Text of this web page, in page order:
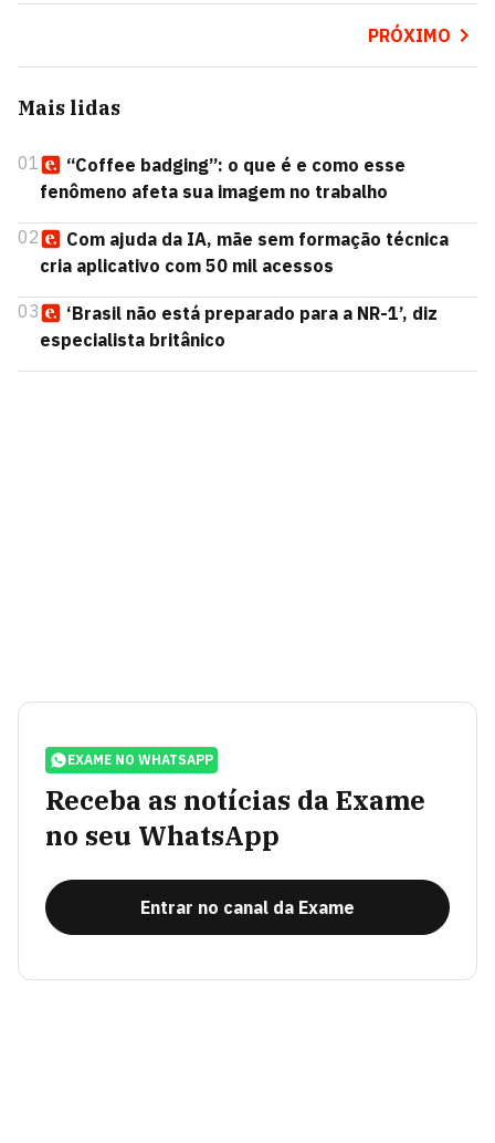
PRÓXIMO
Mais lidas
01
“Coffee badging”: o que é e como esse
fenômeno afeta sua imagem no trabalho
02
Com ajuda da IA, mãe sem formação técnica
cria aplicativo com 50 mil acessos
03
‘Brasil não está preparado para a NR-1’, diz
especialista britânico
EXAME NO WHATSAPP
Receba as notícias da Exame
no seu WhatsApp
Entrar no canal da Exame